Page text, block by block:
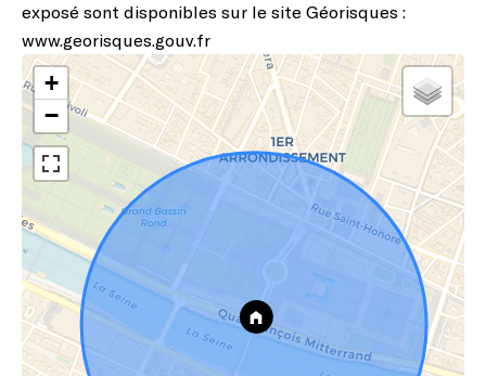
exposé sont disponibles sur le site Géorisques :
www.georisques.gouv.fr
+
−